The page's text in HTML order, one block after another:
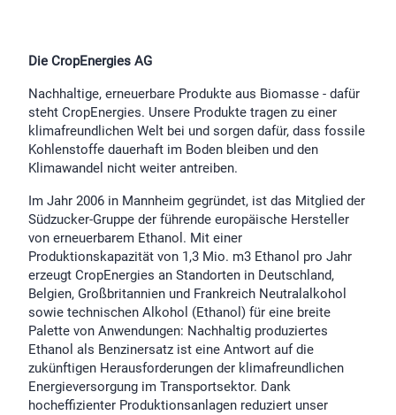
Die CropEnergies AG
Nachhaltige, erneuerbare Produkte aus Biomasse - dafür
steht CropEnergies. Unsere Produkte tragen zu einer
klimafreundlichen Welt bei und sorgen dafür, dass fossile
Kohlenstoffe dauerhaft im Boden bleiben und den
Klimawandel nicht weiter antreiben.
Im Jahr 2006 in Mannheim gegründet, ist das Mitglied der
Südzucker-Gruppe der führende europäische Hersteller
von erneuerbarem Ethanol. Mit einer
Produktionskapazität von 1,3 Mio. m3 Ethanol pro Jahr
erzeugt CropEnergies an Standorten in Deutschland,
Belgien, Großbritannien und Frankreich Neutralalkohol
sowie technischen Alkohol (Ethanol) für eine breite
Palette von Anwendungen: Nachhaltig produziertes
Ethanol als Benzinersatz ist eine Antwort auf die
zukünftigen Herausforderungen der klimafreundlichen
Energieversorgung im Transportsektor. Dank
hocheffizienter Produktionsanlagen reduziert unser